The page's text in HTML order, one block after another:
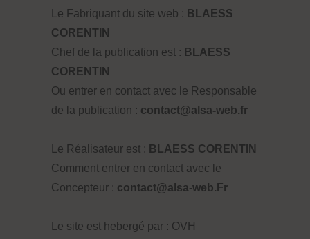
Le Fabriquant du site web : BLAESS
CORENTIN
Chef de la publication est : BLAESS
CORENTIN
Ou entrer en contact avec le Responsable
de la publication : contact@alsa-web.fr
Le Réalisateur est : BLAESS CORENTIN
Comment entrer en contact avec le
Concepteur : contact@alsa-web.Fr
Le site est hebergé par : OVH